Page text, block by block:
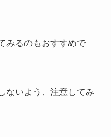
みるのもおすすめで
ないよう、注意してみ